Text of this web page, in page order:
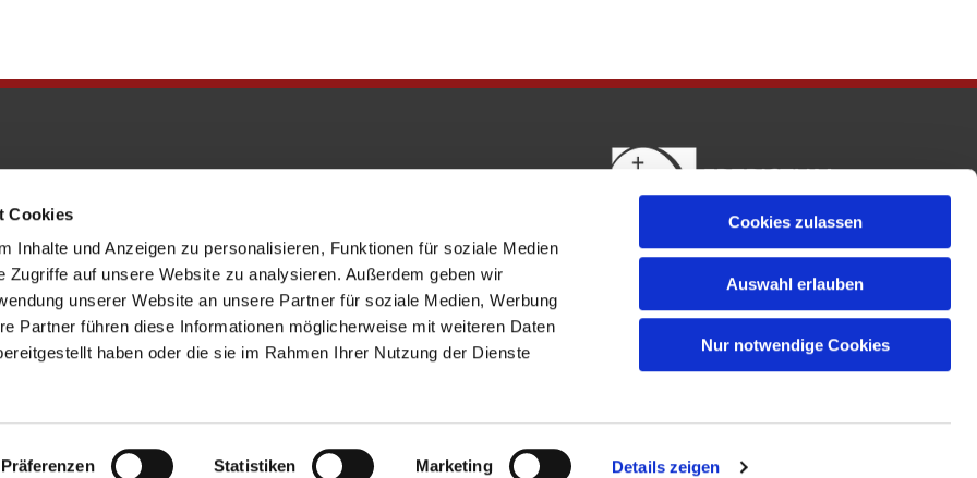
Cookies
Inhalte und Anzeigen zu personalisieren, Funktionen für soziale Medien
Zugriffe auf unsere Website zu analysieren. Außerdem geben wir
unserer Website an unsere Partner für soziale Medien, Werbung
Partner führen diese Informationen möglicherweise mit weiteren Daten
haben oder die sie im Rahmen Ihrer Nutzung der Dienste
Präferenzen Statistiken Marketing Details zeigen
Cookies zulassen
Auswahl erlauben
Nur notwendige Cookies
ChurchDesk-Login